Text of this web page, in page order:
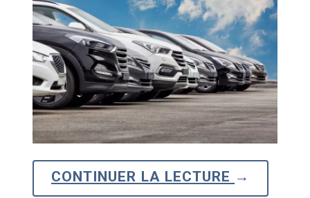
CONTINUER LA LECTURE →